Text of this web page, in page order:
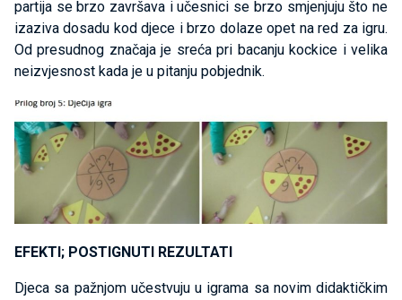
partija se brzo završava i učesnici se brzo smjenjuju što ne
izaziva dosadu kod djece i brzo dolaze opet na red za igru.
Od presudnog značaja je sreća pri bacanju kockice i velika
neizvjesnost kada je u pitanju pobjednik.
EFEKTI; POSTIGNUTI REZULTATI
Djeca sa pažnjom učestvuju u igrama sa novim didaktičkim